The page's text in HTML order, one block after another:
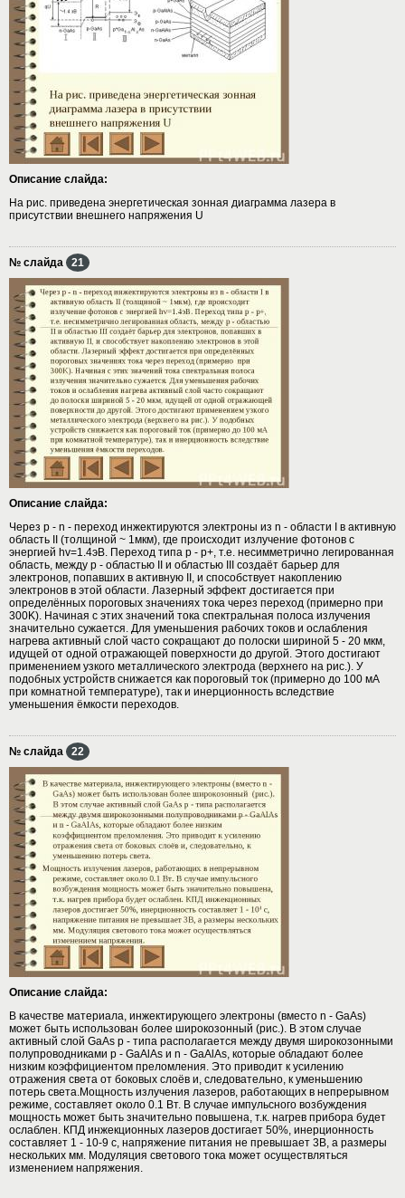
Описание слайда:
На рис. приведена энергетическая зонная диаграмма лазера в
присутствии внешнего напряжения U
№ слайда 21
Описание слайда:
Через p - n - переход инжектируются электроны из n - области I в активную
область II (толщиной ~ 1мкм), где происходит излучение фотонов с
энергией hv=1.4эВ. Переход типа p - p+, т.е. несимметрично легированная
область, между p - областью II и областью III создаёт барьер для
электронов, попавших в активную II, и способствует накоплению
электронов в этой области. Лазерный эффект достигается при
определённых пороговых значениях тока через переход (примерно при
300K). Начиная с этих значений тока спектральная полоса излучения
значительно сужается. Для уменьшения рабочих токов и ослабления
нагрева активный слой часто сокращают до полоски шириной 5 - 20 мкм,
идущей от одной отражающей поверхности до другой. Этого достигают
применением узкого металлического электрода (верхнего на рис.). У
подобных устройств снижается как пороговый ток (примерно до 100 мА
при комнатной температуре), так и инерционность вследствие
уменьшения ёмкости переходов.
№ слайда 22
Описание слайда:
В качестве материала, инжектирующего электроны (вместо n - GaAs)
может быть использован более широкозонный (рис.). В этом случае
активный слой GaAs p - типа располагается между двумя широкозонными
полупроводниками p - GaAlAs и n - GaAlAs, которые обладают более
низким коэффициентом преломления. Это приводит к усилению
отражения света от боковых слоёв и, следовательно, к уменьшению
потерь света.Мощность излучения лазеров, работающих в непрерывном
режиме, составляет около 0.1 Вт. В случае импульсного возбуждения
мощность может быть значительно повышена, т.к. нагрев прибора будет
ослаблен. КПД инжекционных лазеров достигает 50%, инерционность
составляет 1 - 10-9 c, напряжение питания не превышает 3В, а размеры
нескольких мм. Модуляция светового тока может осуществляться
изменением напряжения.